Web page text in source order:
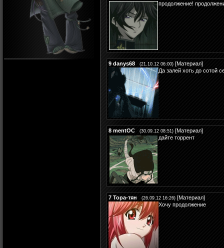
продолжение!
9 danys68 (21.10.12 06:00) [Материал]
Да залей хоть до сотой
8 mentOC (30.09.12 08:51) [Материал]
дайте торрент
7 Тора-тян (26.09.12 16:26) [Материал]
Хочу продолжение